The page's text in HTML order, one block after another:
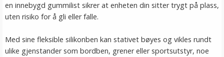
en innebygd gummilist sikrer at enheten din sitter trygt på plass,
uten risiko for å gli eller falle.
Med sine fleksible silikonben kan stativet bøyes og vikles rundt
ulike gjenstander som bordben, grener eller sportsutstyr, noe